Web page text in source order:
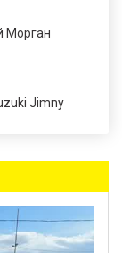
Морган
Jimny